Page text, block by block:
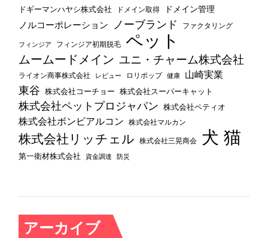
ドギーマンハヤシ株式会社 ドメイン取得 ドメイン管理
ノルコーポレーション ノーブランド ファクタリング
フィンジア フィンジア初期脱毛 ペット
ムームードメイン ユニ・チャーム株式会社
ライオン商事株式会社 レビュー ロリポップ 健康 山崎実業
東谷 株式会社コーチョー 株式会社スーパーキャット
株式会社ペットプロジャパン 株式会社ペティオ
株式会社ボンビアルコン 株式会社マルカン
株式会社リッチェル 株式会社三晃商会 犬 猫
第一衛材株式会社 資金調達 防災
アーカイブ